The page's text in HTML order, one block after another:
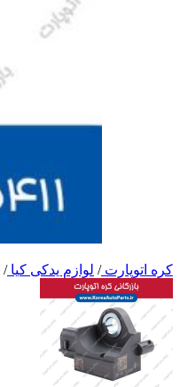
کره اتوپارت/ لوازم یدکی کیا/